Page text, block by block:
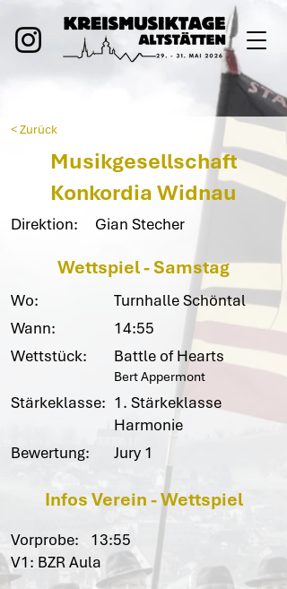
< Zurück
Musikgesellschaft
Konkordia Widnau
Direktion: Gian Stecher
Wettspiel - Samstag
Wo:
Wann:
Wettstück:
Turnhalle Schöntal
14:55
Battle of Hearts
Bert Appermont
Stärkeklasse: 1. Stärkeklasse
Harmonie
Bewertung:
Jury 1
Infos Verein - Wettspiel
Vorprobe:
13:55
V1: BZR Aula